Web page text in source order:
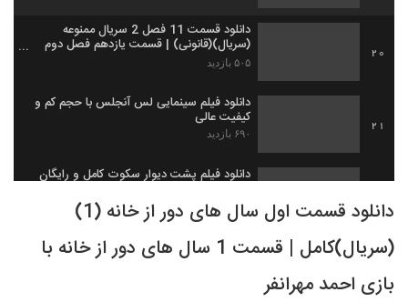
20
دانلود قسمت 11 فصل 2 سریال ممنوعه
(سریال)(قانونی) | قسمت یازدهم فصل دوم
ممنوعه -HD
۵۰۵ بازدید
21
دانلود فیلم سینمایی لس آنجلس با حجم کم و
کیفیت عالی
۶۹۰ بازدید
دانلود فیلم پشت دیوار سکوت کامل و رایگان
دانلود رایگان فیلم خانم یایا با کیفیت عالی و
دانلود قسمت اول سال های دور از خانه (1)
(سریال)کامل | قسمت 1 سال های دور از خانه با
بازی احمد مهرانفر